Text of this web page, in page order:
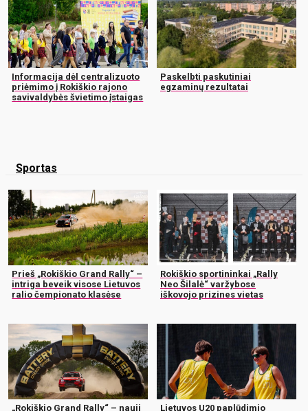
Informacija dėl centralizuoto
priėmimo į Rokiškio rajono
savivaldybės švietimo įstaigas
Paskelbti paskutiniai
egzaminų rezultatai
Sportas
Prieš „Rokiškio Grand Rally“ –
intriga beveik visose Lietuvos
ralio čempionato klasėse
Rokiškio sportininkai „Rally
Neo Šilalė“ varžybose
iškovojo prizines vietas
„Rokiškio Grand Rally“ – nauji
Lietuvos U20 paplūdimio